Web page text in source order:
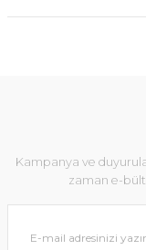
Kampanya ve
zaman e-